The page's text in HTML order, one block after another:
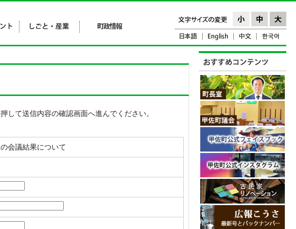
して送信内容の確認画面へ進んでください。
会議結果について